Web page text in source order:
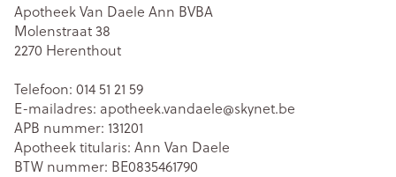
Apotheek Van Daele Ann BVBA
Molenstraat 38
2270 Herenthout
Telefoon: 014 51 21 59
E-mailadres: apotheek.vandaele@skynet.be
APB nummer: 131201
Apotheek titularis: Ann Van Daele
BTW nummer: BE0835461790